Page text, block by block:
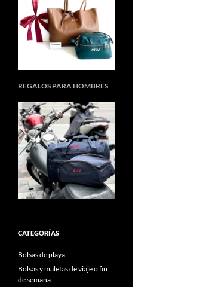
REGALOS PARA HOMBRES
CATEGORÍAS
Bolsas de playa
Bolsas y maletas de viaje o fin
de semana